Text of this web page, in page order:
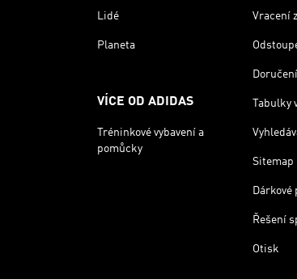
Lidé
Planeta
VÍCE OD ADIDAS
Tréninkové vybavení a
pomůcky
Vracení
Doručení
Tabulky
Sitemap
Dárkové
Řešení
Otisk